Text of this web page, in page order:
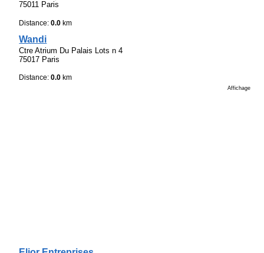
75011 Paris
Distance:0.0 km
Wandi
Ctre Atrium Du Palais Lots n 4
75017 Paris
Distance:0.0 km
Affichage